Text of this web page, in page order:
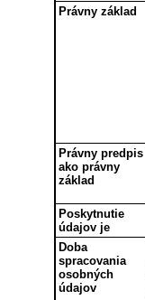
Právny základ
Právny predpis
ako právny
základ
Poskytnutie
údajov je
Doba
spracovania
osobných
údajov